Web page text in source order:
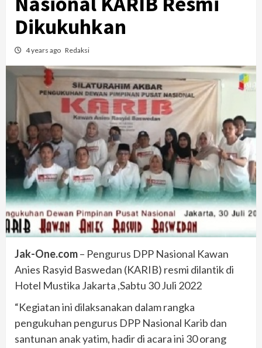
Dikukuhkan
4 years ago Redaksi
Jak-One.com– Pengurus DPP Nasional Kawan
Anies Rasyid Baswedan (KARIB) resmi dilantik di
Hotel Mustika Jakarta ,Sabtu 30 Juli 2022
“Kegiatan ini dilaksanakan dalam rangka
pengukuhan pengurus DPP Nasional Karib dan
santunan anak yatim, hadir di acara ini 30 orang